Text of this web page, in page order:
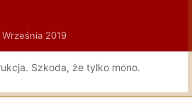
Września 2019
Szkoda, że tylko mono.